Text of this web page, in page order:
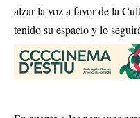
alzar la voz a favor de la
tenido su espacio y lo